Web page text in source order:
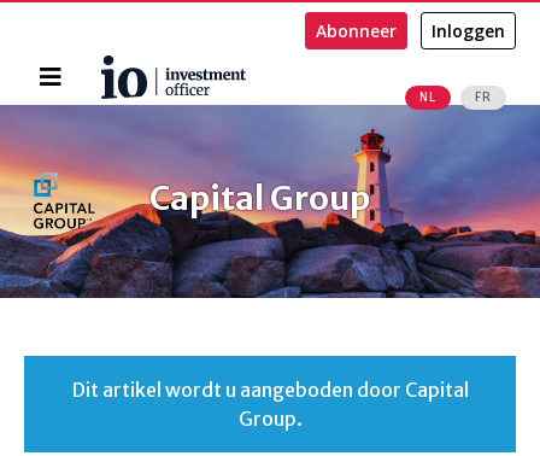
Home
NL FR
Abonneer Inloggen
Zoeken
Capital Group
Dit artikel wordt u aangeboden door Capital
Group.